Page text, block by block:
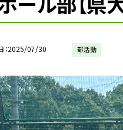
2025/07/30 部活動